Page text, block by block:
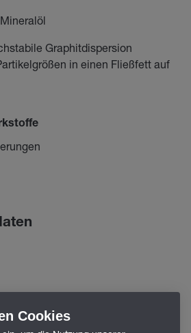
Graphitdispersion
in einen Fließfett auf
Cookies